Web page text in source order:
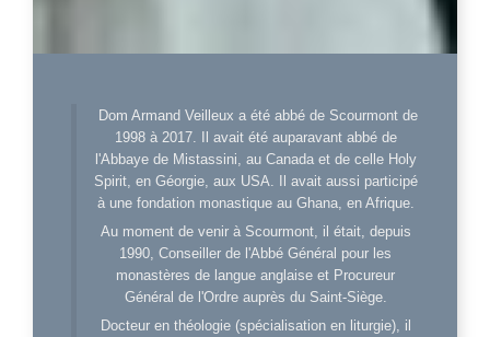
Dom Armand Veilleux a été abbé de Scourmont de
1998 à 2017. Il avait été auparavant abbé de
l'Abbaye de Mistassini, au Canada et de celle Holy
Spirit, en Géorgie, aux USA. Il avait aussi participé
à une fondation monastique au Ghana, en Afrique.
Au moment de venir à Scourmont, il était, depuis
1990, Conseiller de l'Abbé Général pour les
monastères de langue anglaise et Procureur
Général de l'Ordre auprès du Saint-Siège.
Docteur en théologie (spécialisation en liturgie), il